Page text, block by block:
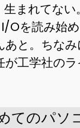
れてない。
I/Oを読み始め
あと。ちな
が工学社の
てのパソ